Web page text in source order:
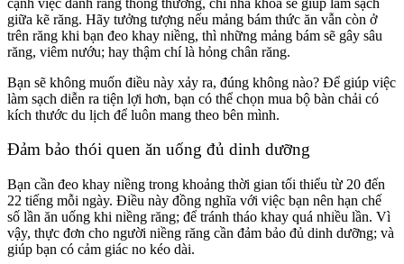
giữa kẽ răng. Hãy tưởng tượng nếu mảng bám thức ăn vẫn còn ở
trên răng khi bạn đeo khay niềng, thì những mảng bám sẽ gây sâu
răng, viêm nướu; hay thậm chí là hỏng chân răng.
Bạn sẽ không muốn điều này xảy ra, đúng không nào? Để giúp việc
làm sạch diễn ra tiện lợi hơn, bạn có thể chọn mua bộ bàn chải có
kích thước du lịch để luôn mang theo bên mình.
Đảm bảo thói quen ăn uống đủ dinh dưỡng
Bạn cần đeo khay niềng trong khoảng thời gian tối thiểu từ 20 đến
22 tiếng mỗi ngày. Điều này đồng nghĩa với việc bạn nên hạn chế
số lần ăn uống khi niềng răng; để tránh tháo khay quá nhiều lần. Vì
vậy, thực đơn cho người niềng răng cần đảm bảo đủ dinh dưỡng; và
giúp bạn có cảm giác no kéo dài.